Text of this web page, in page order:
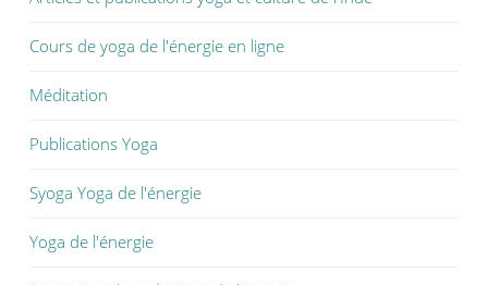
Cours de yoga de l'énergie en ligne
Méditation
Publications Yoga
Syoga Yoga de l'énergie
Yoga de l'énergie